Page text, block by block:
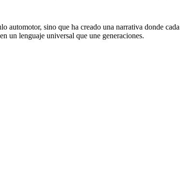
automotor, sino que ha creado una narrativa donde
un lenguaje universal que une generaciones.